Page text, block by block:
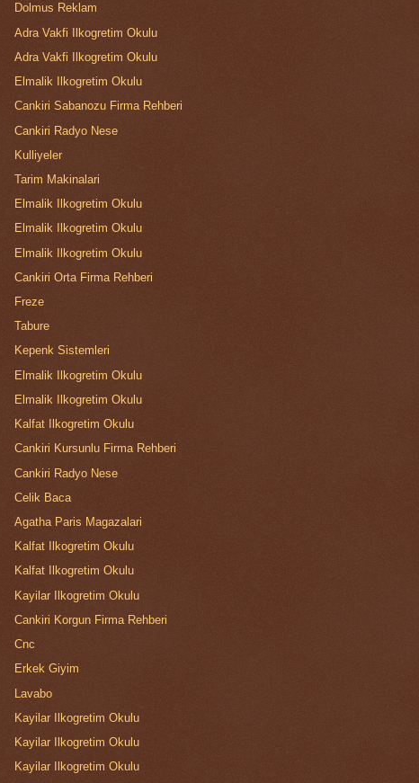
Dolmus Reklam
Adra Vakfi Ilkogretim Okulu
Adra Vakfi Ilkogretim Okulu
Elmalik Ilkogretim Okulu
Cankiri Sabanozu Firma Rehberi
Cankiri Radyo Nese
Kulliyeler
Tarim Makinalari
Elmalik Ilkogretim Okulu
Elmalik Ilkogretim Okulu
Elmalik Ilkogretim Okulu
Cankiri Orta Firma Rehberi
Freze
Tabure
Kepenk Sistemleri
Elmalik Ilkogretim Okulu
Elmalik Ilkogretim Okulu
Kalfat Ilkogretim Okulu
Cankiri Kursunlu Firma Rehberi
Cankiri Radyo Nese
Celik Baca
Agatha Paris Magazalari
Kalfat Ilkogretim Okulu
Kalfat Ilkogretim Okulu
Kayilar Ilkogretim Okulu
Cankiri Korgun Firma Rehberi
Cnc
Erkek Giyim
Lavabo
Kayilar Ilkogretim Okulu
Kayilar Ilkogretim Okulu
Kayilar Ilkogretim Okulu